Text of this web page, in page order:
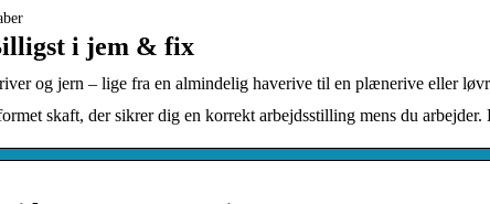
i jem & fix
og jern – lige fra en almindelig haverive til en plænerive eller
skaft, der sikrer dig en korrekt arbejdsstilling mens du